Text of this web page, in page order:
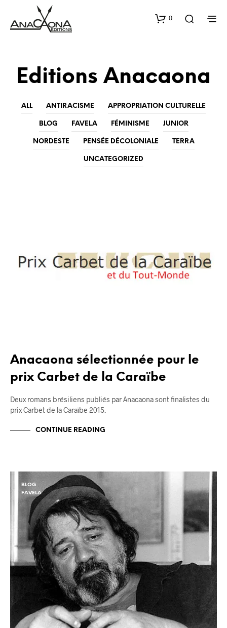
0
Editions Anacaona
ALL ANTIRACISME APPROPRIATION CULTURELLE
BLOG FAVELA FÉMINISME JUNIOR
NORDESTE PENSÉE DÉCOLONIALE TERRA
UNCATEGORIZED
Anacaona sélectionnée pour le
prix Carbet de la Caraïbe
Deux romans brésiliens publiés par Anacaona sont finalistes du
prix Carbet de la Caraïbe 2015.
CONTINUE READING
BLOG
FAVELA